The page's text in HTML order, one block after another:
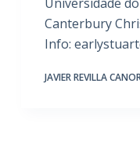
Canterbury
Info:
JAVIER REVILLA